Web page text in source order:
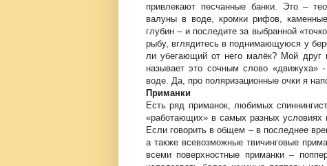
привлекают песчанные банки. Это –
валуны в воде, кромки рифов,
глубин – и последите за выбранной
рыбу, вглядитесь в поднимающуюся у
ли убегающий от него малёк? Мой друг
называет это сочным слово
воде. Да, про поляризационные очки я
Приманки
Есть ряд приманок, любимых
«работающих» в самых разных условиях
Если говорить в общем – в последнее
а также всевозможные твичинговые
всеми поверхностные приманки –